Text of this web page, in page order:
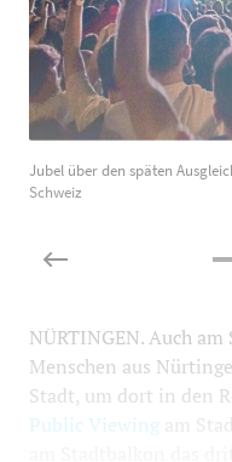
Jubel über den späten
Schweiz
NÜRTINGEN. Auch
Menschen aus
Stadt, um dort in den
Public Viewing am